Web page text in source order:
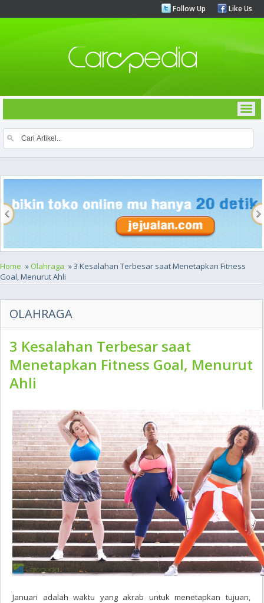
Follow Up Like Us
Home » Olahraga » 3 Kesalahan Terbesar saat Menetapkan Fitness
Goal, Menurut Ahli
OLAHRAGA
3 Kesalahan Terbesar saat
Menetapkan Fitness Goal, Menurut
Ahli
Januari adalah waktu yang akrab untuk menetapkan tujuan,